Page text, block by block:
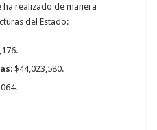
realizado de manera
del Estado:
: $44,023,580.